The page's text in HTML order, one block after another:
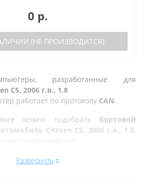
0 р.
(НЕ ПРОИЗВОДИТСЯ)
разработанные для
С5, 2006 г.в., 1.8
работает по протоколу CAN.
можно подобрать бортовой
Citroen С5, 2006 г.в., 1.8,
в Златоусте сталкиваются с
Развернуть